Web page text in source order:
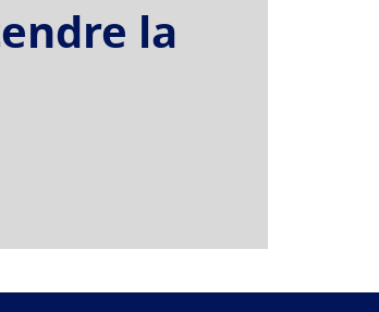
la